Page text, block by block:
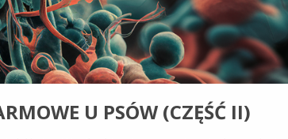
U PSÓW (CZĘŚĆ II)